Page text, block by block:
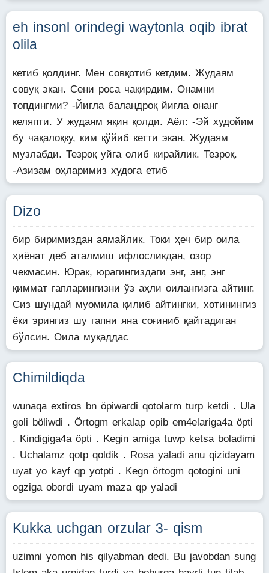
eh insonl orindegi waytonla oqib ibrat
olila
кетиб қолдинг. Мен совқотиб кетдим. Жудаям
совуқ экан. Сени роса чақирдим. Онамни
топдингми? -Йиғла баландроқ йиғла онанг
келяпти. У жудаям яқин қолди. Аёл: -Эй худойим
бу чақалоқку, ким қўйиб кетти экан. Жудаям
музлабди. Тезроқ уйга олиб кирайлик. Тезроқ.
-Азизам оҳларимиз худога етиб
Dizo
бир биримиздан аямайлик. Токи ҳеч бир оила
ҳиёнат деб аталмиш ифлосликдан, озор
чекмасин. Юрак, юрагингиздаги энг, энг, энг
қиммат гапларингизни ўз аҳли оилангизга айтинг.
Сиз шундай муомила қилиб айтингки, хотинингиз
ёки эрингиз шу гапни яна соғиниб қайтадиган
бўлсин. Оила муқаддас
Chimildiqda
wunaqa extiros bn öpiwardi qotolarm turp ketdi . Ula
goli böliwdi . Örtogm erkalap opib em4elariga4a öpti
. Kindigiga4a öpti . Kegin amiga tuwp ketsa boladimi
. Uchalamz qotp qoldik . Rosa yaladi anu qizidayam
uyat yo kayf qp yotpti . Kegn örtogm qotogini uni
ogziga obordi uyam maza qp yaladi
Kukka uchgan orzular 3- qism
uzimni yomon his qilyabman dedi. Bu javobdan sung